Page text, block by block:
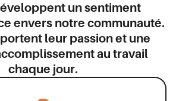
un sentiment
envers notre communauté.
leur passion et une
au travail
chaque jour.